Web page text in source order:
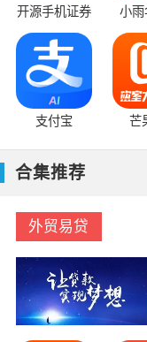
开源手机证券 小雨
支付宝 芒
合集推荐
外贸易贷